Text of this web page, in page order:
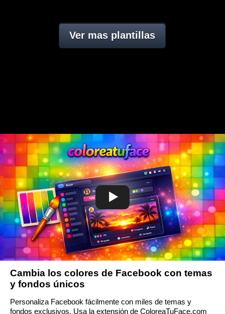
Ver mas plantillas
Cambia los colores de Facebook con temas
y fondos únicos
Personaliza Facebook fácilmente con miles de temas y
fondos exclusivos. Usa la extensión de ColoreaTuFace.com